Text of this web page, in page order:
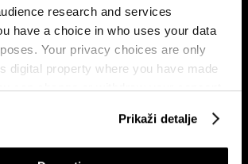
research and services
have a choice in who uses your data
Your privacy choices are only
digital property where you have made
can change or withdraw your consent
Prikaži detalje